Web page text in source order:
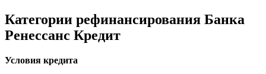
Категории рефинансирования Банка
Ренессанс Кредит
Условия кредита